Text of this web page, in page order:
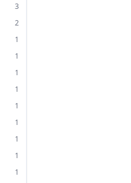
3
2
1
1
1
1
1
1
1
1
1